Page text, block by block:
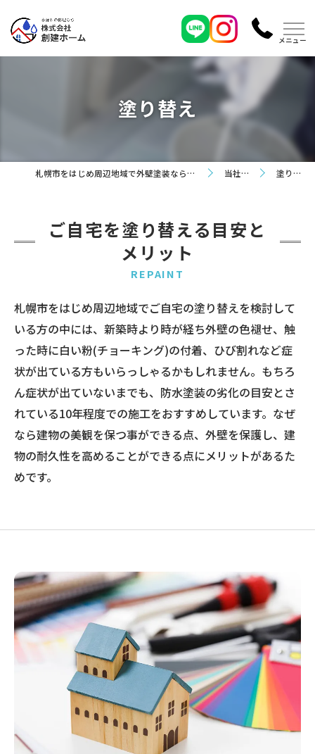
塗り替え
札幌市をはじめ周辺地域で外壁塗装なら株式会社創建ホーム 当社の特徴 塗り替え
ご自宅を塗り替える目安と
メリット
REPAINT
札幌市をはじめ周辺地域でご自宅の塗り替えを検討して
いる方の中には、新築時より時が経ち外壁の色褪せ、触
った時に白い粉(チョーキング)の付着、ひび割れなど症
状が出ている方もいらっしゃるかもしれません。もちろ
ん症状が出ていないまでも、防水塗装の劣化の目安とさ
れている10年程度での施工をおすすめしています。なぜ
なら建物の美観を保つ事ができる点、外壁を保護し、建
物の耐久性を高めることができる点にメリットがあるた
めです。